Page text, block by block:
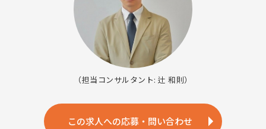
（担当コンサルタント: 辻 和則）
この求人への応募・問い合わせ